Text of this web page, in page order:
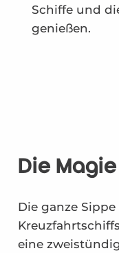
Schiffe und
genießen.
Die
Die ganze
eine